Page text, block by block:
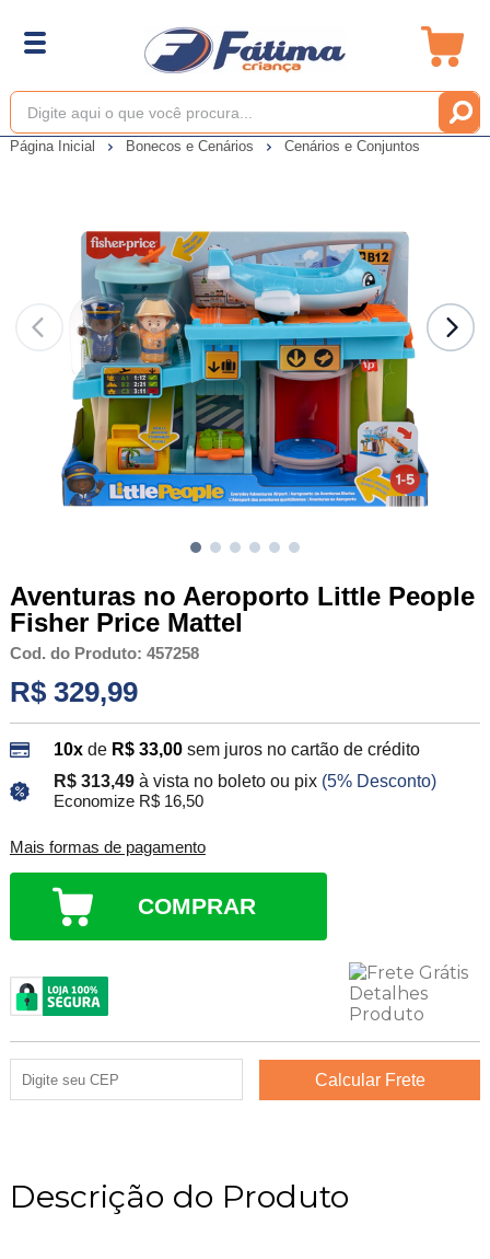
Página Inicial Bonecos e Cenários Cenários e Conjuntos
Aventuras no Aeroporto Little People
Fisher Price Mattel
Cod. do Produto: 457258
R$ 329,99
10xde R$ 33,00 sem juros no cartão de crédito
R$ 313,49 à vista no boleto ou pix (5% Desconto)
Economize R$ 16,50
Mais formas de pagamento
COMPRAR
Descrição do Produto